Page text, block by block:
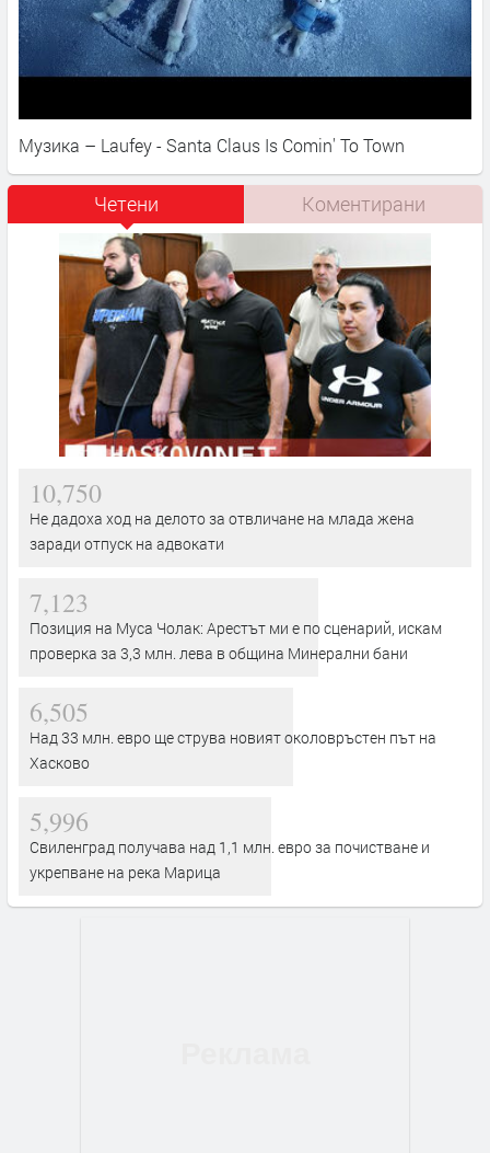
Музика – Laufey - Santa Claus Is Comin' To Town
Четени Коментирани
10,750
Не дадоха ход на делото за отвличане на млада жена
заради отпуск на адвокати
7,123
Позиция на Муса Чолак: Арестът ми е по сценарий, искам
проверка за 3,3 млн. лева в община Минерални бани
6,505
Над 33 млн. евро ще струва новият околовръстен път на
Хасково
5,996
Свиленград получава над 1,1 млн. евро за почистване и
укрепване на река Марица